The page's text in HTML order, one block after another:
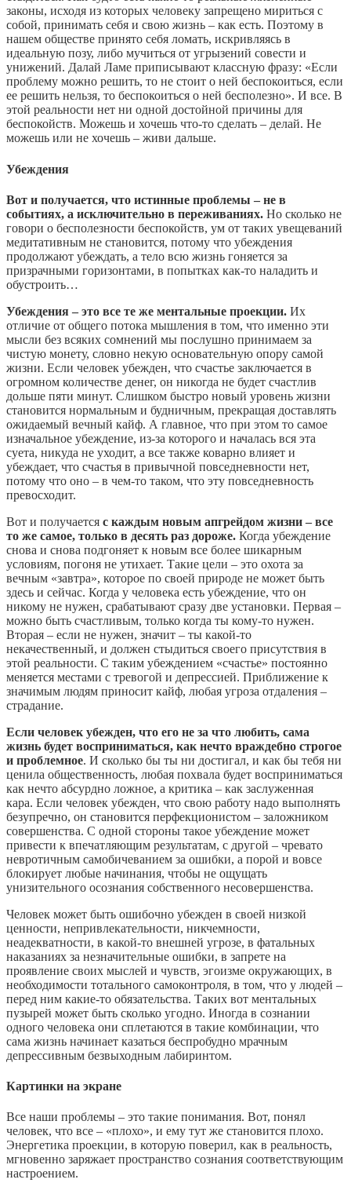
законы, исходя из которых человеку запрещено мириться с
собой, принимать себя и свою жизнь – как есть. Поэтому в
нашем обществе принято себя ломать, искривляясь в
идеальную позу, либо мучиться от угрызений совести и
унижений. Далай Ламе приписывают классную фразу: «Eсли
проблему можно решить, то не стоит о ней беспокоиться, если
ее решить нельзя, то беспокоиться о ней бесполезно». И все. В
этой реальности нет ни одной достойной причины для
беспокойств. Можешь и хочешь что-то сделать – делай. Не
можешь или не хочешь – живи дальше.
Убеждения
Вот и получается, что истинные проблемы – не в
событиях, а исключительно в переживаниях. Но сколько не
говори о бесполезности беспокойств, ум от таких увещеваний
медитативным не становится, потому что убеждения
продолжают убеждать, а тело всю жизнь гоняется за
призрачными горизонтами, в попытках как-то наладить и
обустроить…
Убеждения – это все те же ментальные проекции. Их
отличие от общего потока мышления в том, что именно эти
мысли без всяких сомнений мы послушно принимаем за
чистую монету, словно некую основательную опору самой
жизни. Если человек убежден, что счастье заключается в
огромном количестве денег, он никогда не будет счастлив
дольше пяти минут. Слишком быстро новый уровень жизни
становится нормальным и будничным, прекращая доставлять
ожидаемый вечный кайф. А главное, что при этом то самое
изначальное убеждение, из-за которого и началась вся эта
суета, никуда не уходит, а все также коварно влияет и
убеждает, что счастья в привычной повседневности нет,
потому что оно – в чем-то таком, что эту повседневность
превосходит.
Вот и получается с каждым новым апгрейдом жизни – все
то же самое, только в десять раз дороже. Когда убеждение
снова и снова подгоняет к новым все более шикарным
условиям, погоня не утихает. Такие цели – это охота за
вечным «завтра», которое по своей природе не может быть
здесь и сейчас. Когда у человека есть убеждение, что он
никому не нужен, срабатывают сразу две установки. Первая –
можно быть счастливым, только когда ты кому-то нужен.
Вторая – если не нужен, значит – ты какой-то
некачественный, и должен стыдиться своего присутствия в
этой реальности. С таким убеждением «счастье» постоянно
меняется местами с тревогой и депрессией. Приближение к
значимым людям приносит кайф, любая угроза отдаления –
страдание.
Если человек убежден, что его не за что любить, сама
жизнь будет восприниматься, как нечто враждебно строгое
и проблемное. И сколько бы ты ни достигал, и как бы тебя ни
ценила общественность, любая похвала будет восприниматься
как нечто абсурдно ложное, а критика – как заслуженная
кара. Если человек убежден, что свою работу надо выполнять
безупречно, он становится перфекционистом – заложником
совершенства. С одной стороны такое убеждение может
привести к впечатляющим результатам, с другой – чревато
невротичным самобичеванием за ошибки, а порой и вовсе
блокирует любые начинания, чтобы не ощущать
унизительного осознания собственного несовершенства.
Человек может быть ошибочно убежден в своей низкой
ценности, непривлекательности, никчемности,
неадекватности, в какой-то внешней угрозе, в фатальных
наказаниях за незначительные ошибки, в запрете на
проявление своих мыслей и чувств, эгоизме окружающих, в
необходимости тотального самоконтроля, в том, что у людей –
перед ним какие-то обязательства. Таких вот ментальных
пузырей может быть сколько угодно. Иногда в сознании
одного человека они сплетаются в такие комбинации, что
сама жизнь начинает казаться беспробудно мрачным
депрессивным безвыходным лабиринтом.
Картинки на экране
Все наши проблемы – это такие понимания. Вот, понял
человек, что все – «плохо», и ему тут же становится плохо.
Энергетика проекции, в которую поверил, как в реальность,
мгновенно заряжает пространство сознания соответствующим
настроением.